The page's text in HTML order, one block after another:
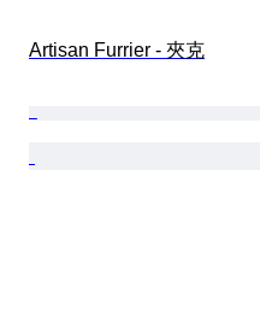
Artisan Furrier - 夾克